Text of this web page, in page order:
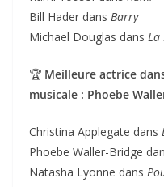
Bill Hader dans Barry
Michael Douglas dans La
🏆 Meilleure actrice
musicale : Phoebe
Christina Applegate dans
Phoebe Waller-Bridge
Natasha Lyonne dans